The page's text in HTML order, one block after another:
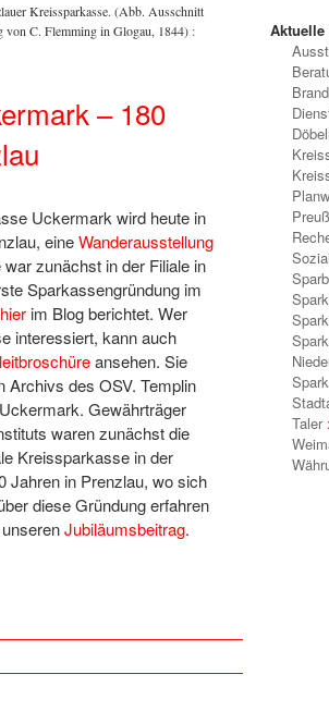
Kreissparkasse. (Abb. Ausschnitt
von C. Flemming in Glogau, 1844) :
– 180
Uckermark wird heute in
eineWanderausstellung
zunächst in der Filiale in
Sparkassengründung im
hier im Blog berichtet. Wer
interessiert, kann auch
ansehen. Sie
Archivs des OSV. Templin
Gewährträger
waren zunächst die
Kreissparkasse in der
Jahren in Prenzlau, wo sich
diese Gründung erfahren
unserenJubiläumsbeitrag.
Aktuelle
Taler: